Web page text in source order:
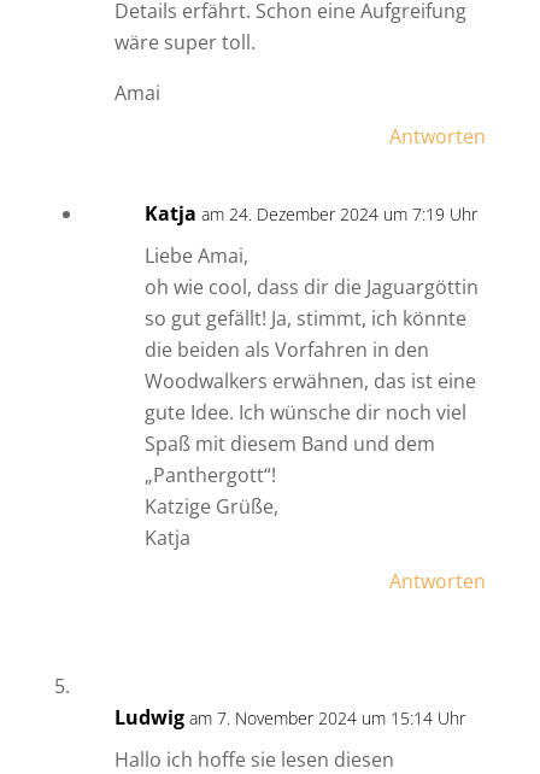
Details erfährt. Schon eine Aufgreifung
wäre super toll.
Amai
Antworten
Katja am 24. Dezember 2024 um 7:19 Uhr
Liebe Amai,
oh wie cool, dass dir die Jaguargöttin
so gut gefällt! Ja, stimmt, ich könnte
die beiden als Vorfahren in den
Woodwalkers erwähnen, das ist eine
gute Idee. Ich wünsche dir noch viel
Spaß mit diesem Band und dem
„Panthergott“!
Katzige Grüße,
Katja
Antworten
Ludwig am 7. November 2024 um 15:14 Uhr
Hallo ich hoffe sie lesen diesen